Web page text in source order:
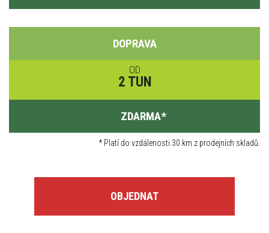
DOPRAVA
OD
2 TUN
ZDARMA*
*Platí do vzdálenosti 30 km z prodejních skladů.
OBJEDNAT